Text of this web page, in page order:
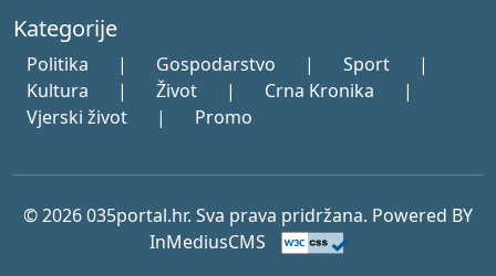
Kategorije
Politika | Gospodarstvo | Sport
|
Kultura
| Život | Crna Kronika
|
Vjerski život
| Promo
© 2026 035portal.hr. Sva prava pridržana. Powered BY
InMediusCMS